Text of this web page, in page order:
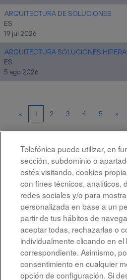
ARQUITECTURA DE SOLUCIONES
ES
19 jul 2026
ARQUITECTURA SOLUCIONES
ES
5 ago 2026
« 1 2 3 4 5 »
Seleccione la frecuencia (en días)
Crear alerta
Aviso legal
Telefónica puede utilizar, en
sección, subdominio o
estés visitando, cookies
con fines técnicos, analíticos,
redes sociales y/o para
personalizada en base a un
partir de tus hábitos de
aceptar todas, rechazarlas o
individualmente clicando en el
correspondiente. Asimismo,
consentimiento en cualquier
opción de configuración. Si